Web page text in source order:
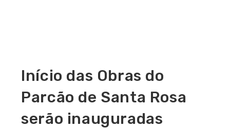
Início das Obras do
Parcão de Santa Rosa
serão inauguradas